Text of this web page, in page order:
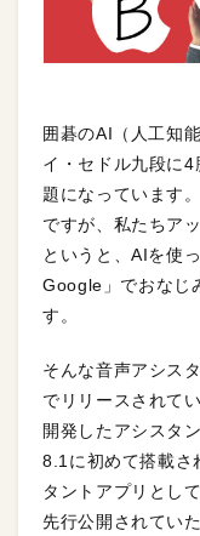
囲碁のAI（人工知
イ・セドル九段に
題になっています
ですが、私たちア
というと、AIを使
Google」でおなじ
す。
そんな音声アシス
でリリースされて
開発したアシスタ
8.1に初めて搭載さ
タントアプリとし
先行公開されてい